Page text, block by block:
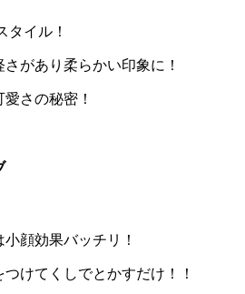
タイル！
があり柔らかい印象に！
さの秘密！
顔効果バッチリ！
けてくしでとかすだけ！！